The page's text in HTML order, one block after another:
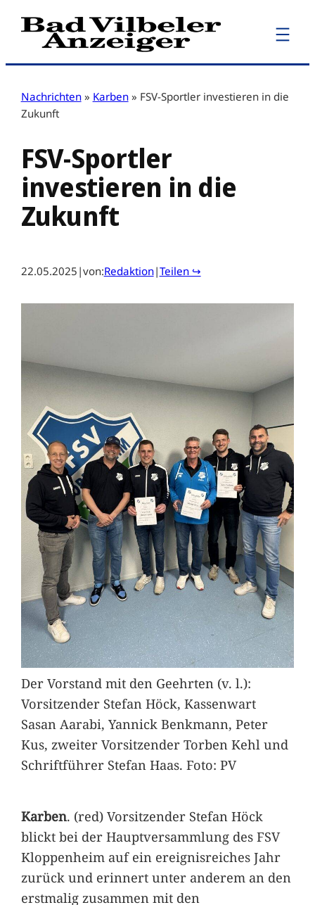
Zum
Inhalt
Nachrichten » Karben » FSV-Sportler investieren in die
Zukunft
FSV-Sportler
investieren in die
Zukunft
22.05.2025 |von:Redaktion|Teilen ↪
Der Vorstand mit den Geehrten (v. l.):
Vorsitzender Stefan Höck, Kassenwart
Sasan Aarabi, Yannick Benkmann, Peter
Kus, zweiter Vorsitzender Torben Kehl und
Schriftführer Stefan Haas. Foto: PV
Karben. (red) Vorsitzender Stefan Höck
blickt bei der Hauptversammlung des FSV
Kloppenheim auf ein ereignisreiches Jahr
zurück und erinnert unter anderem an den
erstmalig zusammen mit den